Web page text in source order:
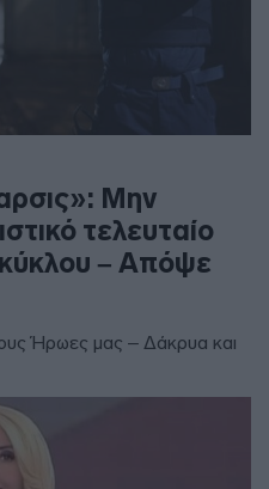
Μην
τελευταίο
– Απόψε
Ήρωες μας – Δάκρυα και